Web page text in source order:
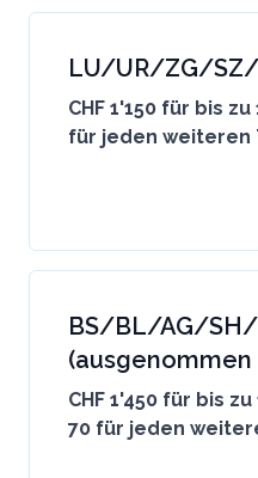
LU/UR/ZG/
CHF 1'150 für bis
für jeden weiteren
BS/BL/AG/SH/
(ausgenommen
CHF 1'450 für bis
70 für jeden